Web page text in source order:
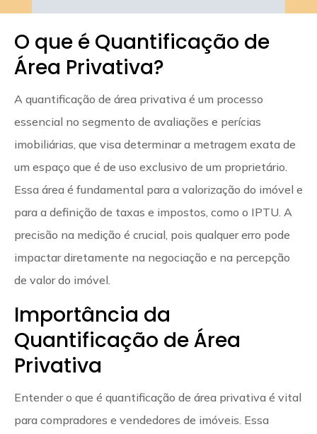
O que é Quantificação de
Área Privativa?
A quantificação de área privativa é um processo
essencial no segmento de avaliações e perícias
imobiliárias, que visa determinar a metragem exata de
um espaço que é de uso exclusivo de um proprietário.
Essa área é fundamental para a valorização do imóvel e
para a definição de taxas e impostos, como o IPTU. A
precisão na medição é crucial, pois qualquer erro pode
impactar diretamente na negociação e na percepção
de valor do imóvel.
Importância da
Quantificação de Área
Privativa
Entender o que é quantificação de área privativa é vital
para compradores e vendedores de imóveis. Essa